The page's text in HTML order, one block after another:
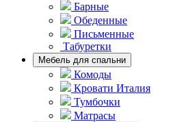
Барные
Обеденные
Письменные
Табуретки
Мебель для спальни
Комоды
Кровати Италия
Тумбочки
Матрасы